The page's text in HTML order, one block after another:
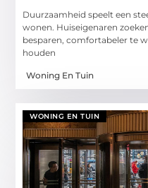
Duurzaamheid speelt een
wonen. Huiseigenaren
besparen, comfortabeler te
houden
Woning En Tuin
WONING EN TUIN